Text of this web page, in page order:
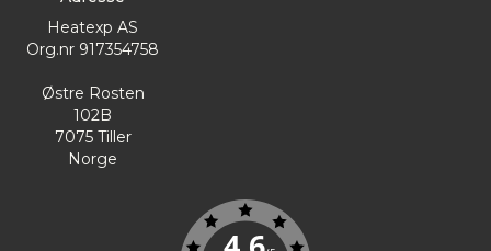
Heatexp AS
Org.nr 917354758
Østre Rosten
102B
7075 Tiller
Norge